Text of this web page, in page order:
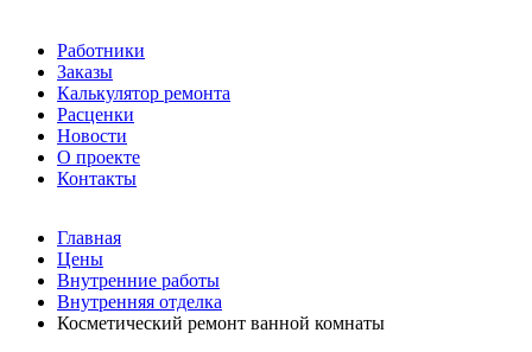
Работники
Заказы
Калькулятор ремонта
Расценки
Новости
О проекте
Контакты
Главная
Цены
Внутренние работы
Внутренняя отделка
Косметический ремонт ванной комнаты